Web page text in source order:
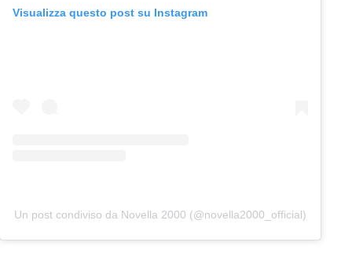
Visualizza questo post su Instagram
Un post condiviso da Novella 2000 (@novella2000_official)